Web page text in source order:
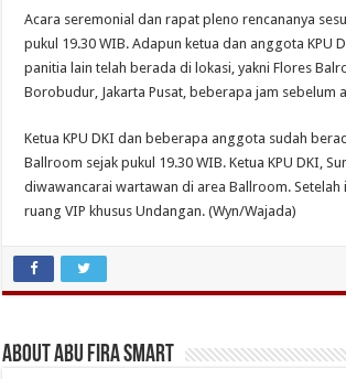
Acara seremonial dan rapat pleno rencananya
pukul 19.30 WIB. Adapun ketua dan anggota KPU
panitia lain telah berada di lokasi, yakni Flores
Borobudur, Jakarta Pusat, beberapa jam sebelum
Ketua KPU DKI dan beberapa anggota sudah
Ballroom sejak pukul 19.30 WIB. Ketua KPU DKI,
diwawancarai wartawan di area Ballroom. Setelah
ruang VIP khusus Undangan. (Wyn/Wajada)
About Abu Fira Smart